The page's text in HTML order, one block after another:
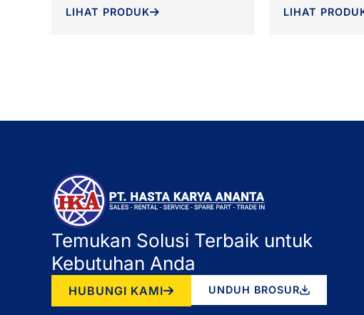
LIHAT PRODUK LIHAT
Temukan Solusi Terbaik untuk
Kebutuhan Anda
HUBUNGI KAMI UNDUH BROSUR